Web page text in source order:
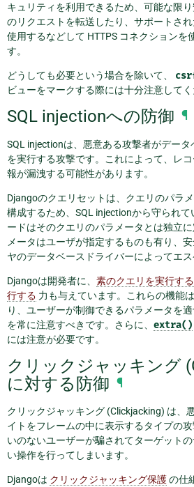
キュリティを利用できるため、可能な限
のリクエストを転送したり、サポートさ
使用するなどして HTTPS コネクションを
す。
どうしても必要という場合を除いて、
ビューをマークする際には十分注意してく
SQL injectionへの防御 ¶
SQL injectionは、悪意ある攻撃者がデータ
を実行する攻撃です。これによって、レ
報が漏洩する可能性があります。
Djangoのクエリセットは、クエリのパラ
構成するため、SQL injectionから守られて
ードはそのクエリのパラメータとは独立
メータはユーザが指定するものも有り、
ヤのデータベースドライバーによってエス
Djangoは開発者に、 素のクエリを実行する
行する 力も与えています。これらの機能
り、ユーザーが制御できるパラメータを
を常に注意すべきです。さらに、 extra()
には注意が必要です。
クリックジャッキング
に対する防御 ¶
クリックジャッキング (Clickjacking) は、
イトをフレームの中に表示するタイプの
いのないユーザーが騙されてターゲット
い操作を行ってしまいます。
Djangoは クリックジャッキング保護の仕